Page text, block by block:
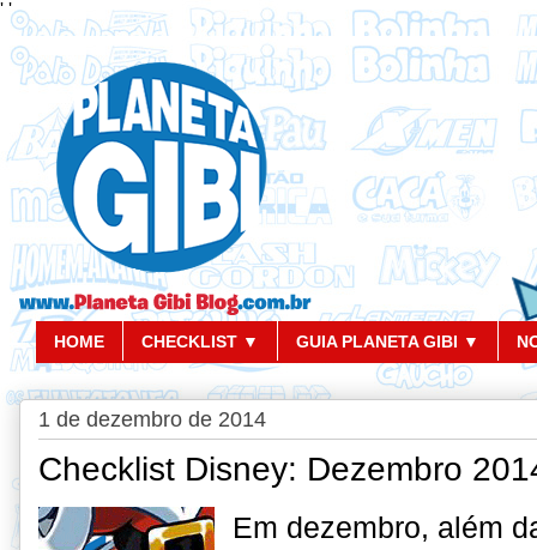
' '
HOME CHECKLIST ▼ GUIA PLANETA GIBI ▼
1 de dezembro de 2014
Checklist Disney: Dezembro
Em dezembro, além